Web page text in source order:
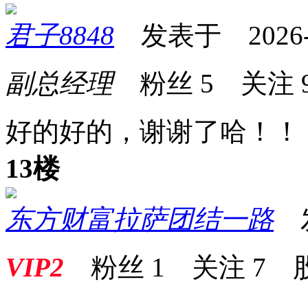
君子8848 发表于 2026-
副总经理粉丝 5 关注
好的好的，谢谢了哈！
13楼
东方财富拉萨团结一路
VIP2 粉丝 1 关注 7